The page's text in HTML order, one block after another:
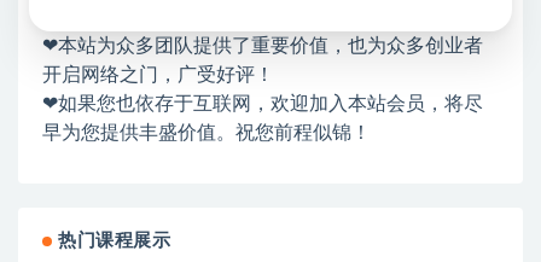
❤本站为众多团队提供了重要价值，也为众多创业者
开启网络之门，广受好评！
❤如果您也依存于互联网，欢迎加入本站会员，将尽
早为您提供丰盛价值。祝您前程似锦！
热门课程展示